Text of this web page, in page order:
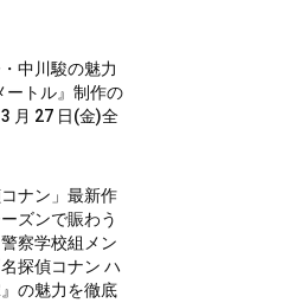
中川駿の魅力
ートル』制作の
月 27 日(金)全
ナン」最新作
ズンで賑わう
察学校組メン
探偵コナン ハ
の魅力を徹底